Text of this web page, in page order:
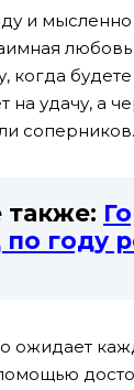
и
когда
на удачу, а
соперников.
также:
по году
ожидает